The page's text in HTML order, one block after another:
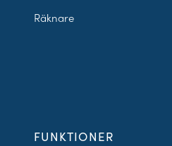
Räknare
FUNKTIONER